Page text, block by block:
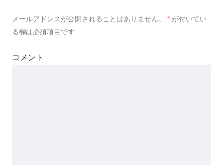
メールアドレスが公開されることはありません。 * が付いてい
る欄は必須項目です
コメント